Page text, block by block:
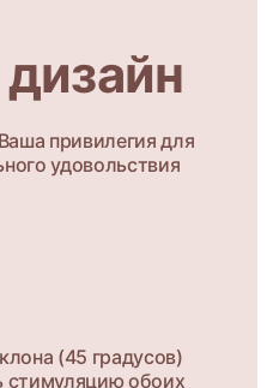
привилегия для
удовольствия
(45 градусов)
стимуляцию обоих